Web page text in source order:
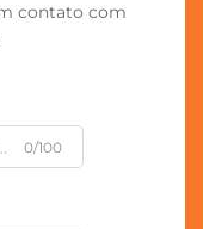
contato com
0/100